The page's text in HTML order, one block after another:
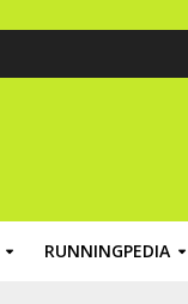
RUNNINGPEDIA